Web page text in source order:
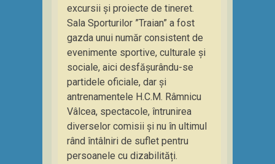
excursii și proiecte de tineret.
Sala Sporturilor ”Traian” a fost
gazda unui număr consistent de
evenimente sportive, culturale și
sociale, aici desfășurându-se
partidele oficiale, dar și
antrenamentele H.C.M. Râmnicu
Vâlcea, spectacole, întrunirea
diverselor comisii și nu în ultimul
rând întâlniri de suflet pentru
persoanele cu dizabilități.